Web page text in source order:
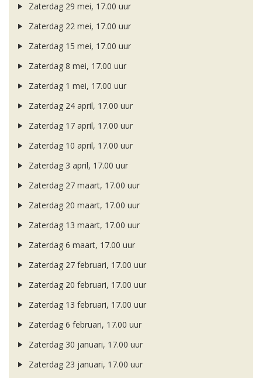
Zaterdag 29 mei, 17.00 uur
Zaterdag 22 mei, 17.00 uur
Zaterdag 15 mei, 17.00 uur
Zaterdag 8 mei, 17.00 uur
Zaterdag 1 mei, 17.00 uur
Zaterdag 24 april, 17.00 uur
Zaterdag 17 april, 17.00 uur
Zaterdag 10 april, 17.00 uur
Zaterdag 3 april, 17.00 uur
Zaterdag 27 maart, 17.00 uur
Zaterdag 20 maart, 17.00 uur
Zaterdag 13 maart, 17.00 uur
Zaterdag 6 maart, 17.00 uur
Zaterdag 27 februari, 17.00 uur
Zaterdag 20 februari, 17.00 uur
Zaterdag 13 februari, 17.00 uur
Zaterdag 6 februari, 17.00 uur
Zaterdag 30 januari, 17.00 uur
Zaterdag 23 januari, 17.00 uur